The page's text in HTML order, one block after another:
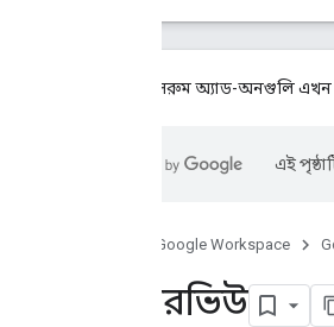
গুগল ক্লাসরুম অ্যাড-অনগুলি
এই
Google Workspace
ওভারভিউ